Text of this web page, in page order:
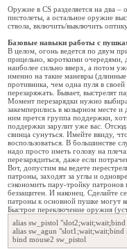
Оружие в CS разделяется на два
пистолеты, а остальное оружие
ствола, включить/выключить
Базовые навыки работы с
В целом, огонь ведется по двум
прицельно, короткими очередями,
наиболее сильно вверх, а потом
именно на такие маневры
противника, чем одна пуля в
перезаряжать. Бывает, выстрелят
Момент перезарядки нужно
закемперились в козырном месте
ним прется группа поддержки,
поддержки зарулит уже вас.
свинца сунуться. Имейте ввиду,
воспользоваться. В большинстве
надо просто иметь голову на
перезарядиться, даже если
Вот, допустим вы ведете
патроны, заходят за углы и
сэкономить пару-тройку
беззащитен. И наконец. Сделайте
патроны к основной пушке могут
Быстрое переключение оружия
alias sw_pistol
alias sw_agun "slot1;wait;wait;bind
bind mouse2 sw_pistol